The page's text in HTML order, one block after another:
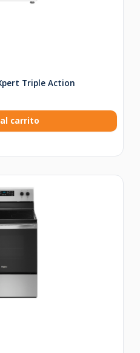
Triple Action
carrito